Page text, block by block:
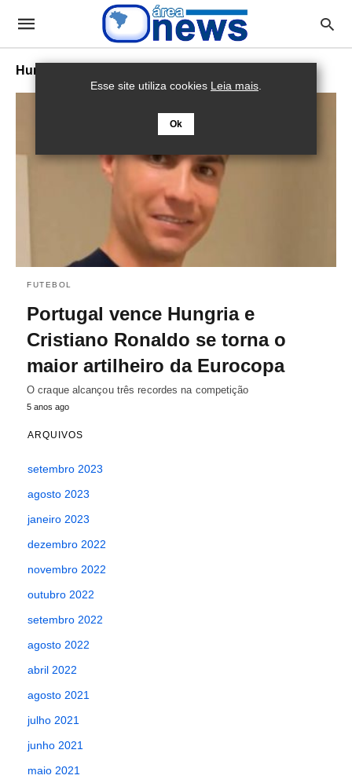
Hungria
FUTEBOL
Portugal vence Hungria e
Cristiano Ronaldo se torna o
maior artilheiro da Eurocopa
O craque alcançou três recordes na competição
5 anos ago
ARQUIVOS
setembro 2023
agosto 2023
janeiro 2023
dezembro 2022
novembro 2022
outubro 2022
setembro 2022
agosto 2022
abril 2022
agosto 2021
julho 2021
junho 2021
maio 2021
Esse site utiliza cookies Leia mais.
Ok